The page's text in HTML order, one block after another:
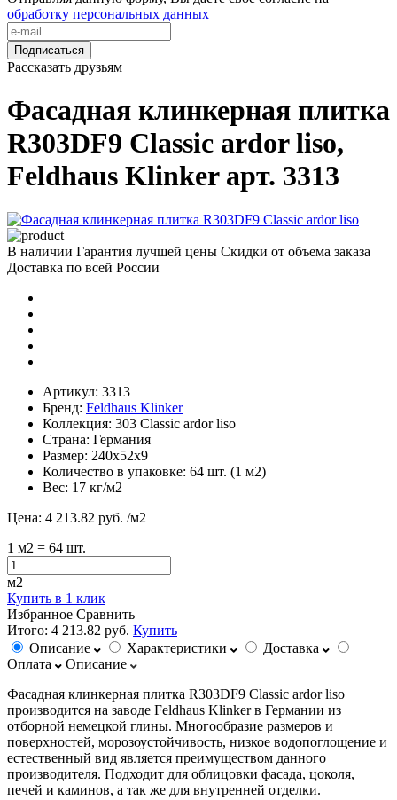
обработку персональных данных
Подписаться
Рассказать друзьям
Фасадная клинкерная плитка
R303DF9 Classic ardor liso,
Feldhaus Klinker арт. 3313
В наличии Гарантия лучшей цены Скидки от объема заказа
Доставка по всей России
Артикул: 3313
Бренд: Feldhaus Klinker
Коллекция: 303 Classic ardor liso
Страна: Германия
Размер: 240х52х9
Количество в упаковке: 64 шт. (1 м2)
Вес: 17 кг/м2
Цена: 4 213.82 руб. /м2
1 м2 = 64 шт.
м2
Купить в 1 клик
Избранное Сравнить
Итого: 4 213.82 руб. Купить
Описание
Характеристики
Доставка
Оплата
Описание
Фасадная клинкерная плитка R303DF9 Classic ardor liso
производится на заводе Feldhaus Klinker в Германии из
отборной немецкой глины. Многообразие размеров и
поверхностей, морозоустойчивость, низкое водопоглощение и
естественный вид является преимуществом данного
производителя. Подходит для облицовки фасада, цоколя,
печей и каминов, а так же для внутренней отделки.